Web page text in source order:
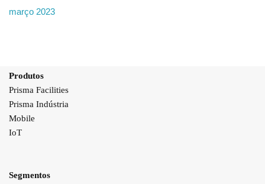
março 2023
Produtos
Prisma Facilities
Prisma Indústria
Mobile
IoT
Segmentos